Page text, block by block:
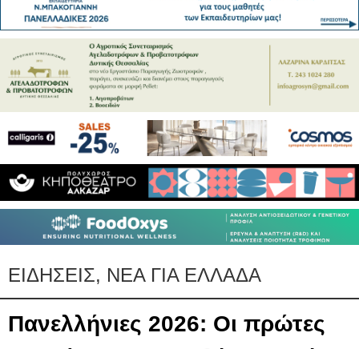
ΕΙΔΗΣΕΙΣ, ΝΕΑ ΓΙΑ ΕΛΛΑΔΑ
Πανελλήνιες 2026: Οι πρώτες